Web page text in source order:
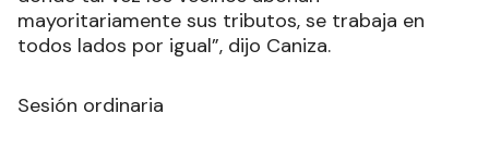
mayoritariamente sus tributos, se trabaja en
todos lados por igual”, dijo Caniza.
Sesión ordinaria